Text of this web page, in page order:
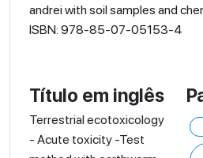
andrei with soil samples and
ISBN: 978-85-07-05153-4
Título em inglês
Terrestrial ecotoxicology
- Acute toxicity -Test